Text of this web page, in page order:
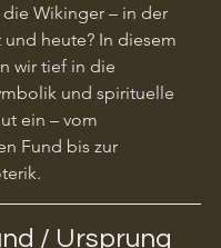
Wikinger – in der
heute? In diesem
wir tief in die
und spirituelle
ein – vom
Fund bis zur
/ Ursprung